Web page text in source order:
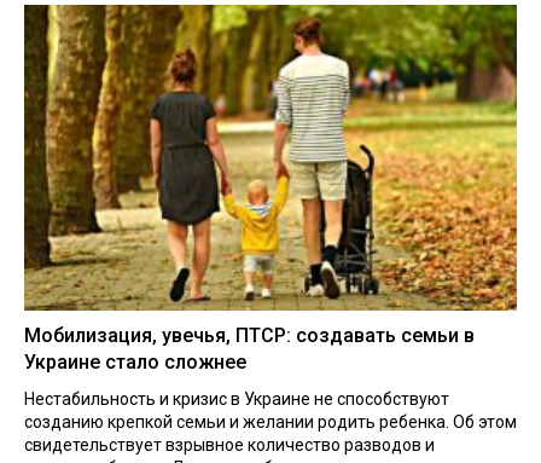
Мобилизация, увечья, ПТСР: создавать семьи в
Украине стало сложнее
Нестабильность и кризис в Украине не способствуют
созданию крепкой семьи и желании родить ребенка. Об этом
свидетельствует взрывное количество разводов и